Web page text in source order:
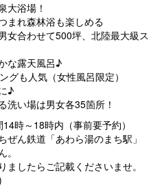
大浴場！
まれ森林浴も楽しめる
女合わせて500坪、北陸最大級ス
な露天風呂♪
グも人気（女性風呂限定）
♪
洗い場は男女各35箇所！
時～18時内（事前要予約）
ぜん鉄道「あわら湯のまち駅」
したらご記載くださいませ。